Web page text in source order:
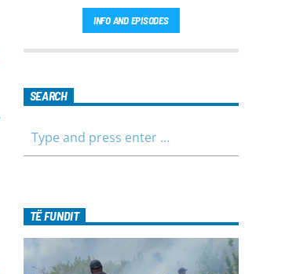
kuptim të veçantë. Ky emision
transmetohetdrejtpërdrejt çdo të
formë komunikimi të hapur, të qetë
INFO AND EPISODES
SEARCH
TË FUNDIT